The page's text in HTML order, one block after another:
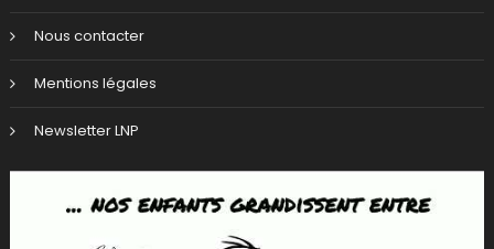
Nous contacter
Mentions légales
Newsletter LNP